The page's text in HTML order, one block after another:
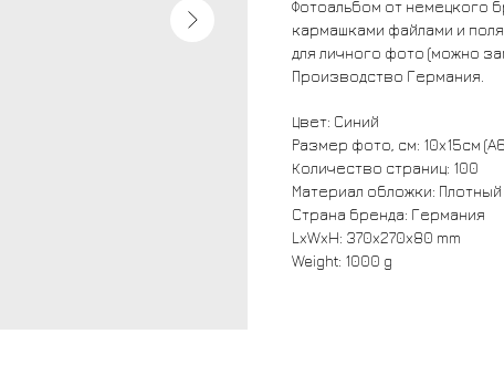
Фотоальбом от немецкого
кармашками файлами и
для личного фото (можно
Производство Германия.
Цвет: Синий
Размер фото, см: 10x15см
Количество страниц: 100
Материал обложки:
Страна бренда: Германия
LxWxH: 370x270x80 mm
Weight: 1000 g